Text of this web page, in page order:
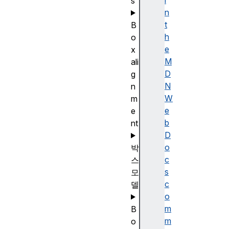
n
t
h
e
M
D
N
W
e
b
D
o
c
s
c
o
m
m
B
o
x
ali
g
n
m
e
nt
박
스
모
델
B
o